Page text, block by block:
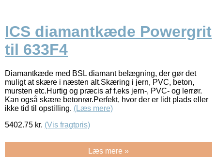
ICS diamantkæde Powergrit
til 633F4
Diamantkæde med BSL diamant belægning, der gør det
muligt at skære i næsten alt.Skæring i jern, PVC, beton,
mursten etc.Hurtig og præcis af f.eks jern-, PVC- og lerrør.
Kan også skære betonrør.Perfekt, hvor der er lidt plads eller
ikke tid til opstilling. (Læs mere)
5402.75 kr. (Vis fragtpris)
Læs mere »